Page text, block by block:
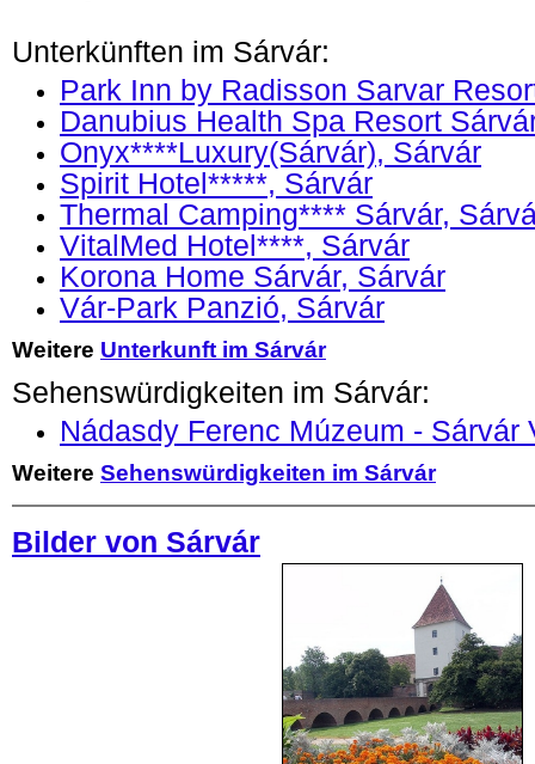
Unterkünften im Sárvár:
Park Inn by Radisson Sarvar
Danubius Health Spa Resort
Onyx****Luxury(Sárvár), Sárvár
Spirit Hotel*****, Sárvár
Thermal Camping**** Sárvár,
VitalMed Hotel****, Sárvár
Korona Home Sárvár, Sárvár
Vár-Park Panzió, Sárvár
Weitere Unterkunft im Sárvár
Sehenswürdigkeiten im Sárvár:
Nádasdy Ferenc Múzeum - Sárvár
Weitere Sehenswürdigkeiten im Sárvár
Bilder von Sárvár